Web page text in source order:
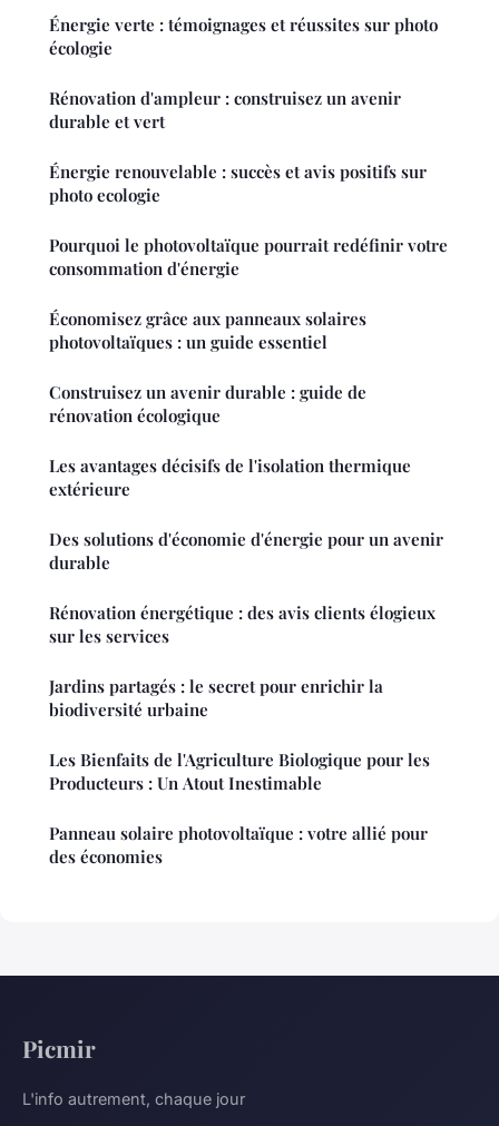
Énergie verte : témoignages et réussites sur photo
écologie
Rénovation d'ampleur : construisez un avenir
durable et vert
Énergie renouvelable : succès et avis positifs sur
photo ecologie
Pourquoi le photovoltaïque pourrait redéfinir votre
consommation d'énergie
Économisez grâce aux panneaux solaires
photovoltaïques : un guide essentiel
Construisez un avenir durable : guide de
rénovation écologique
Les avantages décisifs de l'isolation thermique
extérieure
Des solutions d'économie d'énergie pour un avenir
durable
Rénovation énergétique : des avis clients élogieux
sur les services
Jardins partagés : le secret pour enrichir la
biodiversité urbaine
Les Bienfaits de l'Agriculture Biologique pour les
Producteurs : Un Atout Inestimable
Panneau solaire photovoltaïque : votre allié pour
des économies
Picmir
L'info autrement, chaque jour